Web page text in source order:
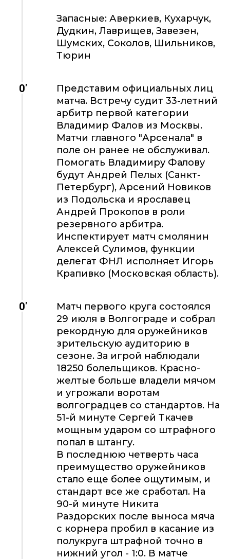
Запасные: Аверкиев, Кухарчук,
Дудкин, Лаврищев, Завезен,
Шумских, Соколов, Шильников,
Тюрин
0'
Представим официальных лиц
матча. Встречу судит 33-летний
арбитр первой категории
Владимир Фалов из Москвы.
Матчи главного "Арсенала" в
поле он ранее не обслуживал.
Помогать Владимиру Фалову
будут Андрей Пелых (Санкт-
Петербург), Арсений Новиков
из Подольска и ярославец
Андрей Прокопов в роли
резервного арбитра.
Инспектирует матч смолянин
Алексей Сулимов, функции
делегат ФНЛ исполняет Игорь
Крапивко (Московская область).
0'
Матч первого круга состоялся
29 июля в Волгограде и собрал
рекордную для оружейников
зрительскую аудиторию в
сезоне. За игрой наблюдали
18250 болельщиков. Красно-
желтые больше владели мячом
и угрожали воротам
волгоградцев со стандартов. На
51-й минуте Сергей Ткачев
мощным ударом со штрафного
попал в штангу.
В последнюю четверть часа
преимущество оружейников
стало еще более ощутимым, и
стандарт все же сработал. На
90-й минуте Никита
Раздорских после выноса мяча
с корнера пробил в касание из
полукруга штрафной точно в
нижний угол - 1:0. В матче